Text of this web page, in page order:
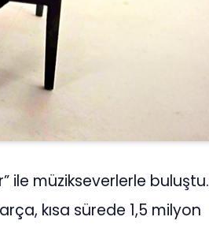
ile müzikseverlerle buluştu.
kısa sürede 1,5 milyon